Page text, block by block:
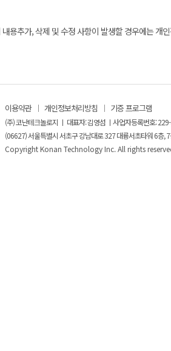
용추가, 삭제 및 수정 사항이 발생할 경우에는 개
이용약관 개인정보처리방침 기증 프로그램
(주) 코난테크놀로지 ㅣ 대표자: 김영섬 ㅣ사업자등록번호:
(06627) 서울특별시 서초구 강남대로 327 대륭서초타워 6층,
Copyright Konan Technology Inc. All rights